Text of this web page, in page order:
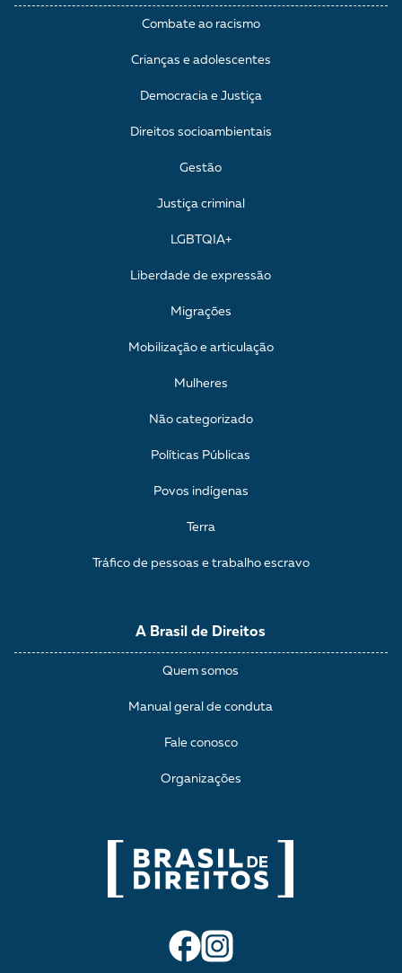
A Brasil de Direitos
Quem somos
Manual geral de conduta
Fale conosco
Organizações
Combate ao racismo
Crianças e adolescentes
Democracia e Justiça
Direitos socioambientais
Gestão
Justiça criminal
LGBTQIA+
Liberdade de expressão
Migrações
Mobilização e articulação
Mulheres
Não categorizado
Políticas Públicas
Povos indígenas
Terra
Tráfico de pessoas e trabalho escravo